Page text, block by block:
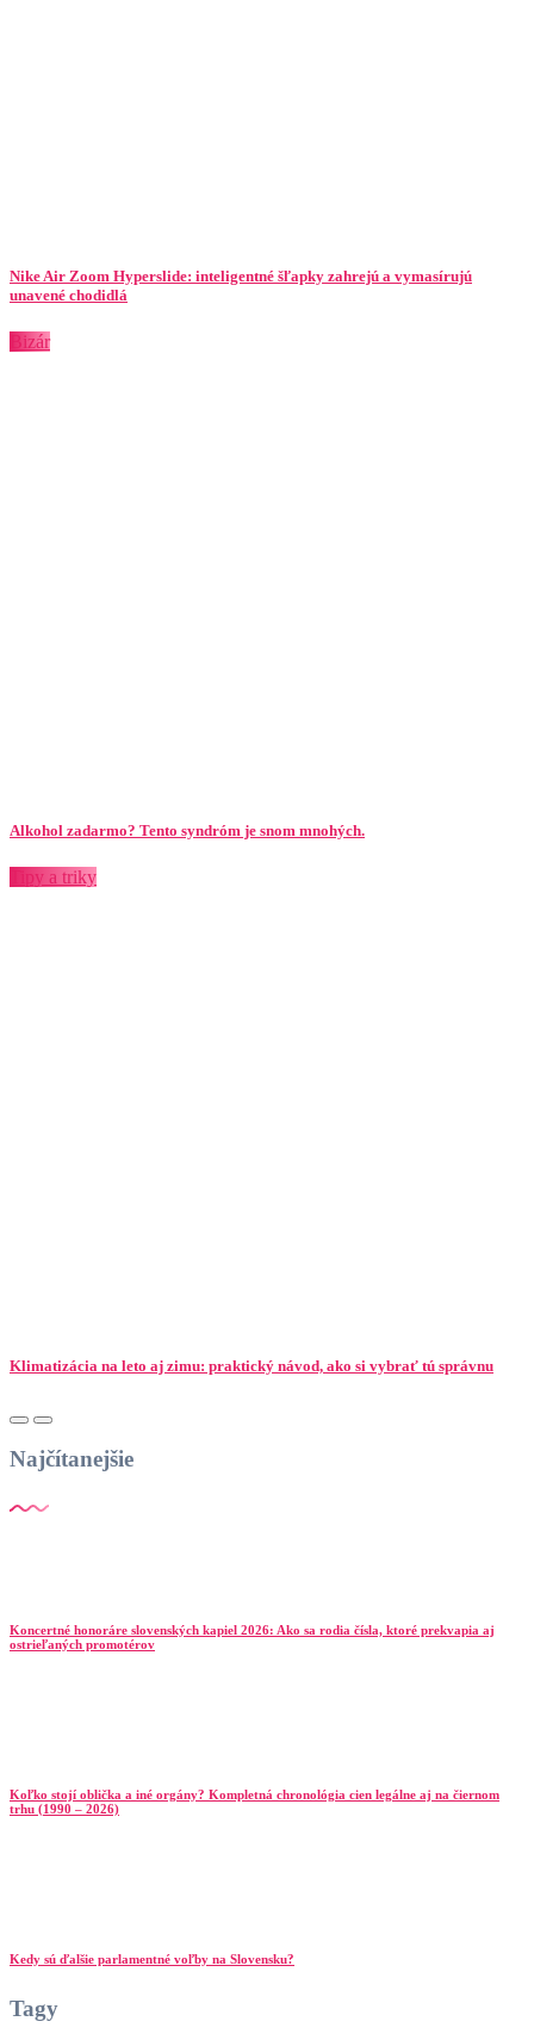
Nike Air Zoom Hyperslide: inteligentné šľapky zahrejú a vymasírujú
unavené chodidlá
Bizár
Alkohol zadarmo? Tento syndróm je snom mnohých.
Tipy a triky
Klimatizácia na leto aj zimu: praktický návod, ako si vybrať tú správnu
Najčítanejšie
Koncertné honoráre slovenských kapiel 2026: Ako sa rodia čísla, ktoré prekvapia aj
ostrieľaných promotérov
Koľko stojí oblička a iné orgány? Kompletná chronológia cien legálne aj na čiernom
trhu (1990 – 2026)
Kedy sú ďalšie parlamentné voľby na Slovensku?
Tagy